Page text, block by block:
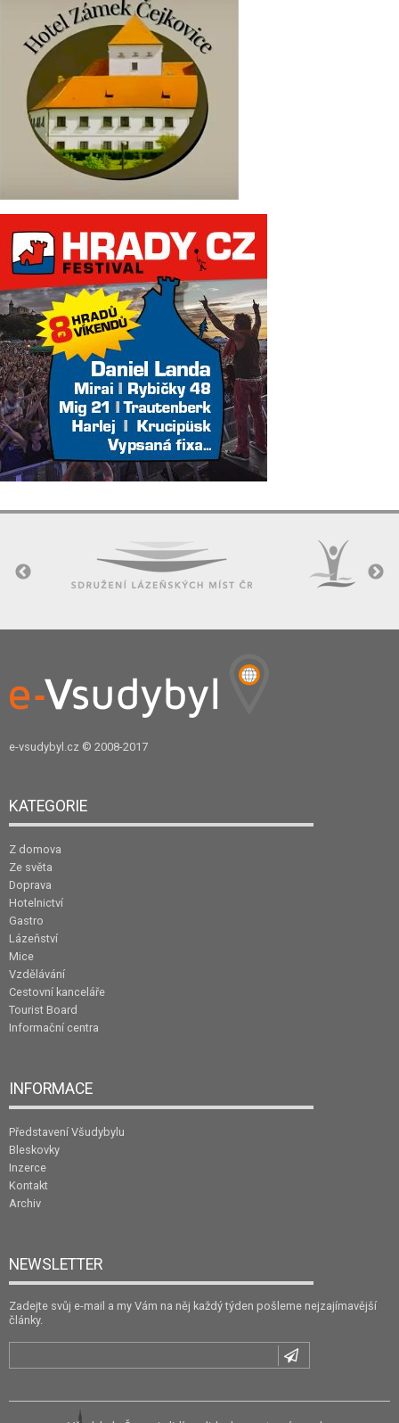
e-vsudybyl.cz © 2008-2017
KATEGORIE
Z domova
Ze světa
Doprava
Hotelnictví
Gastro
Lázeňství
Mice
Vzdělávání
Cestovní kanceláře
Tourist Board
Informační centra
INFORMACE
Představení Všudybylu
Bleskovky
Inzerce
Kontakt
Archiv
NEWSLETTER
Zadejte svůj e-mail a my Vám na něj každý týden pošleme nejzajímavější
články.